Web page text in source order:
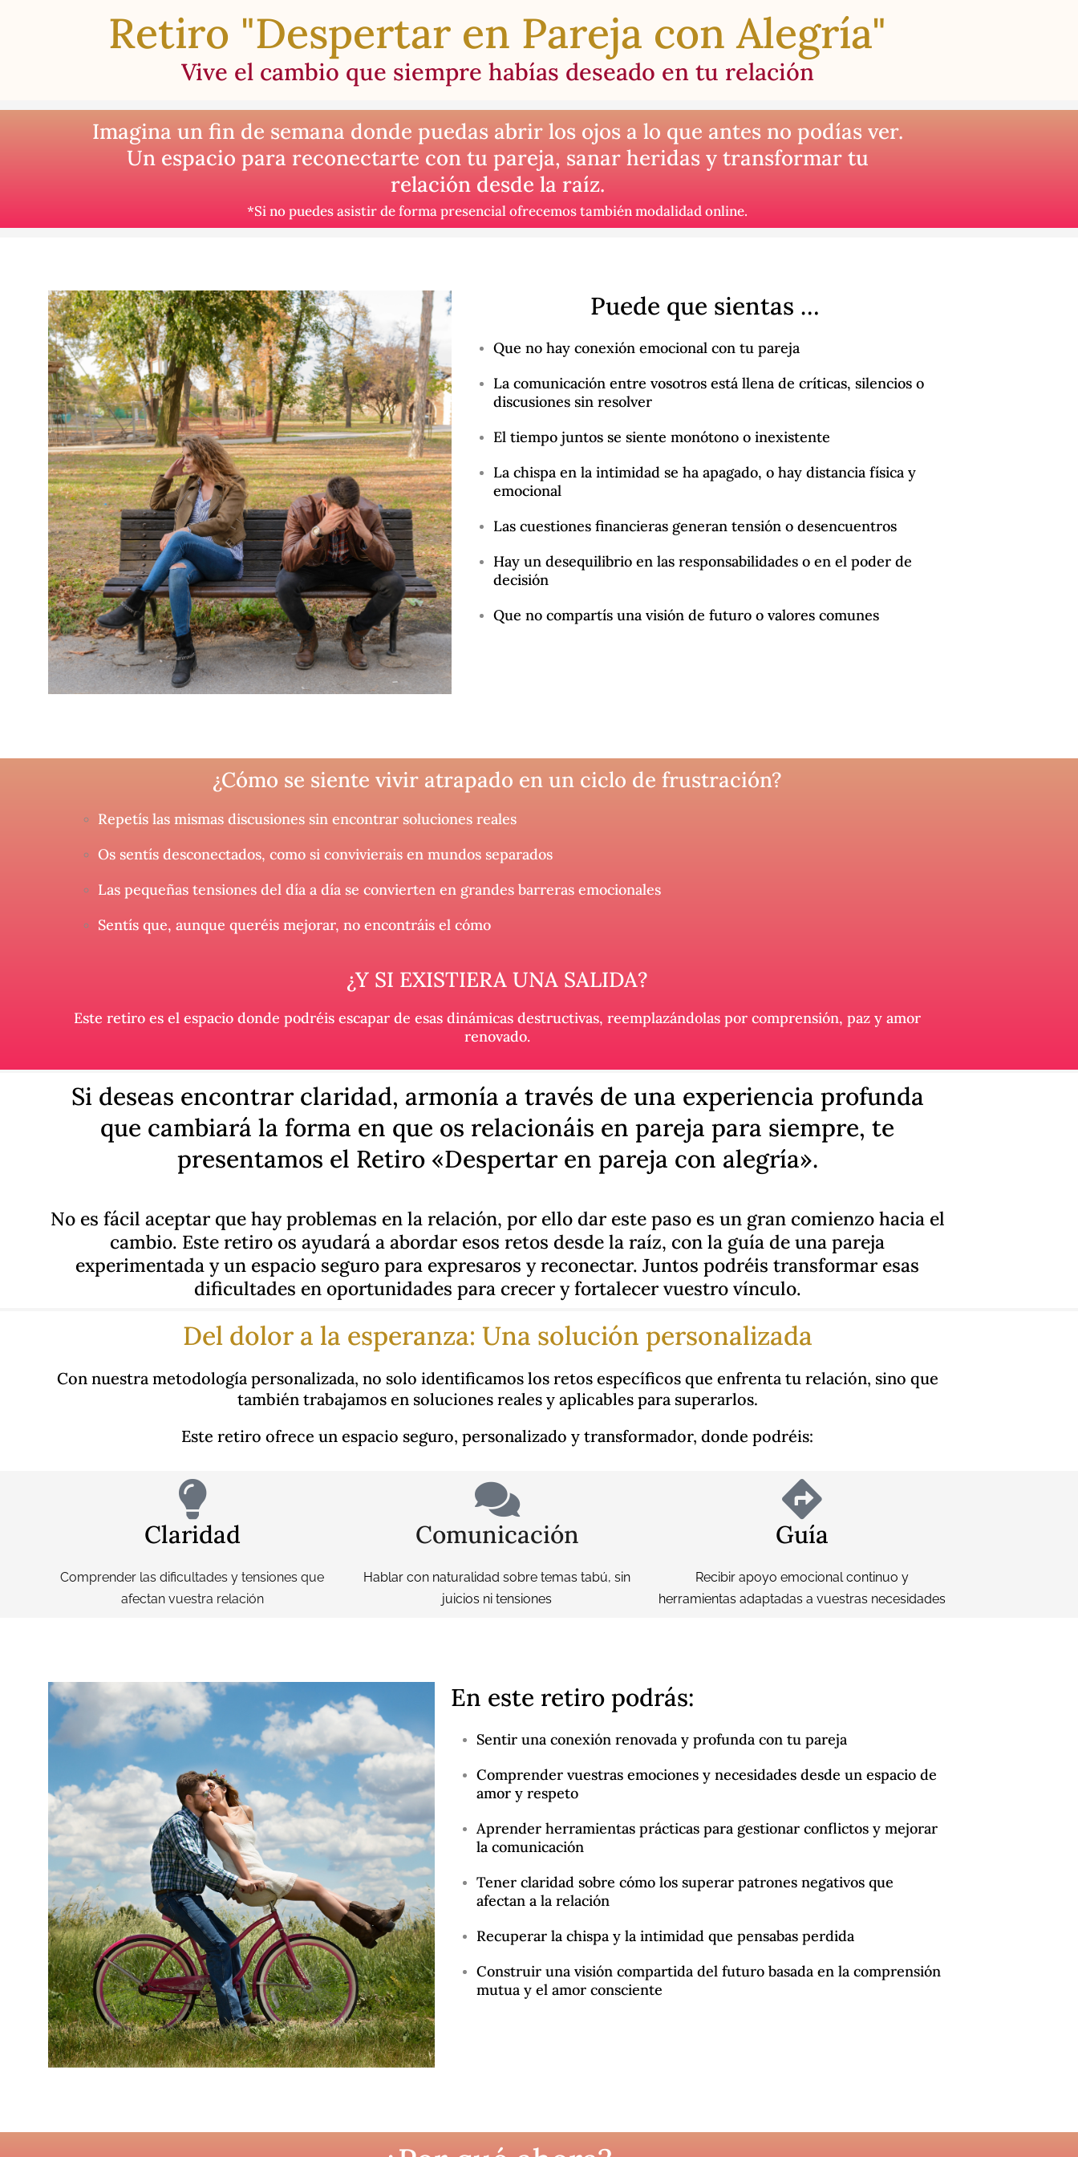
Retiro "Despertar en Pareja con Alegría"
Vive el cambio que siempre habías deseado en tu relación
Imagina un fin de semana donde puedas abrir los ojos a lo que antes no podías ver.
Un espacio para reconectarte con tu pareja, sanar heridas y transformar tu
relación desde la raíz.
*Si no puedes asistir de forma presencial ofrecemos también modalidad online.
Puede que sientas …
Que no hay conexión emocional con tu pareja
La comunicación entre vosotros está llena de críticas, silencios o
discusiones sin resolver
El tiempo juntos se siente monótono o inexistente
La chispa en la intimidad se ha apagado, o hay distancia física y
emocional
Las cuestiones financieras generan tensión o desencuentros
Hay un desequilibrio en las responsabilidades o en el poder de
decisión
Que no compartís una visión de futuro o valores comunes
¿Cómo se siente vivir atrapado en un ciclo de frustración?
Repetís las mismas discusiones sin encontrar soluciones reales
Os sentís desconectados, como si convivierais en mundos separados
Las pequeñas tensiones del día a día se convierten en grandes barreras emocionales
Sentís que, aunque queréis mejorar, no encontráis el cómo
¿Y SI EXISTIERA UNA SALIDA?
Este retiro es el espacio donde podréis escapar de esas dinámicas destructivas, reemplazándolas por comprensión, paz y amor
renovado.
Si deseas encontrar claridad, armonía a través de una experiencia profunda
que cambiará la forma en que os relacionáis en pareja para siempre, te
presentamos el Retiro «Despertar en pareja con alegría».
No es fácil aceptar que hay problemas en la relación, por ello dar este paso es un gran comienzo hacia el
cambio. Este retiro os ayudará a abordar esos retos desde la raíz, con la guía de una pareja
experimentada y un espacio seguro para expresaros y reconectar. Juntos podréis transformar esas
dificultades en oportunidades para crecer y fortalecer vuestro vínculo.
Del dolor a la esperanza: Una solución personalizada
Con nuestra metodología personalizada, no solo identificamos los retos específicos que enfrenta tu relación, sino que
también trabajamos en soluciones reales y aplicables para superarlos.
Este retiro ofrece un espacio seguro, personalizado y transformador, donde podréis:
Claridad
Comprender las dificultades y tensiones que
afectan vuestra relación
Comunicación
Hablar con naturalidad sobre temas tabú, sin
juicios ni tensiones
Guía
Recibir apoyo emocional continuo y
herramientas adaptadas a vuestras necesidades
En este retiro podrás:
Sentir una conexión renovada y profunda con tu pareja
Comprender vuestras emociones y necesidades desde un espacio de
amor y respeto
Aprender herramientas prácticas para gestionar conflictos y mejorar
la comunicación
Tener claridad sobre cómo los superar patrones negativos que
afectan a la relación
Recuperar la chispa y la intimidad que pensabas perdida
Construir una visión compartida del futuro basada en la comprensión
mutua y el amor consciente